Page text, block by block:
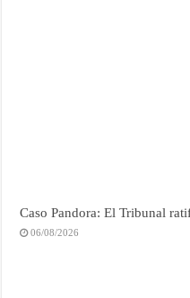
Caso Pandora: El Tribunal
06/08/2026